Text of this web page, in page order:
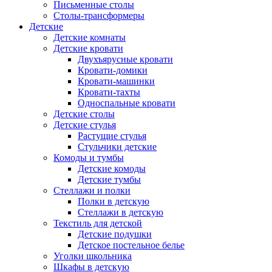
Письменные столы
Столы-трансформеры
Детские
Детские комнаты
Детские кровати
Двухъярусные кровати
Кровати-домики
Кровати-машинки
Кровати-тахты
Односпальные кровати
Детские столы
Детские стулья
Растущие стулья
Стульчики детские
Комоды и тумбы
Детские комоды
Детские тумбы
Стеллажи и полки
Полки в детскую
Стеллажи в детскую
Текстиль для детской
Детские подушки
Детское постельное белье
Уголки школьника
Шкафы в детскую